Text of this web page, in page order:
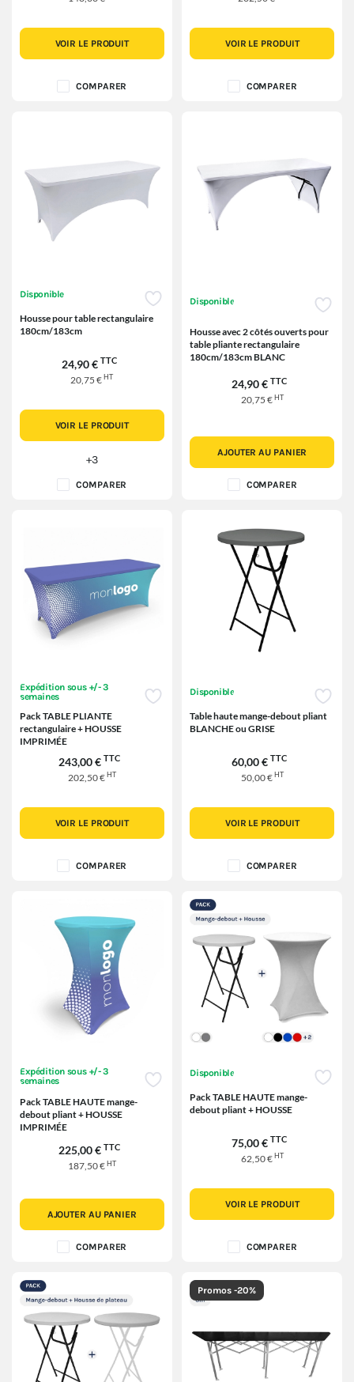
VOIR LE PRODUIT
COMPARER
VOIR LE PRODUIT
COMPARER
Disponible
Housse pour table rectangulaire
180cm/183cm
24,90 € TTC
20,75 €HT
VOIR LE PRODUIT
+3
COMPARER
Disponible
Housse avec 2 côtés ouverts pour
table pliante rectangulaire
180cm/183cm BLANC
24,90 € TTC
20,75 €HT
AJOUTER AU PANIER
COMPARER
Expédition sous +/- 3
semaines
Pack TABLE PLIANTE
rectangulaire + HOUSSE
IMPRIMÉE
243,00 € TTC
202,50 €HT
VOIR LE PRODUIT
COMPARER
Disponible
Table haute mange-debout pliant
BLANCHE ou GRISE
60,00 € TTC
50,00 €HT
VOIR LE PRODUIT
COMPARER
Expédition sous +/- 3
semaines
Pack TABLE HAUTE mange-
debout pliant + HOUSSE
IMPRIMÉE
225,00 € TTC
187,50 €HT
AJOUTER AU PANIER
COMPARER
Disponible
Pack TABLE HAUTE mange-
debout pliant + HOUSSE
75,00 € TTC
62,50 €HT
VOIR LE PRODUIT
COMPARER
Promos -20%